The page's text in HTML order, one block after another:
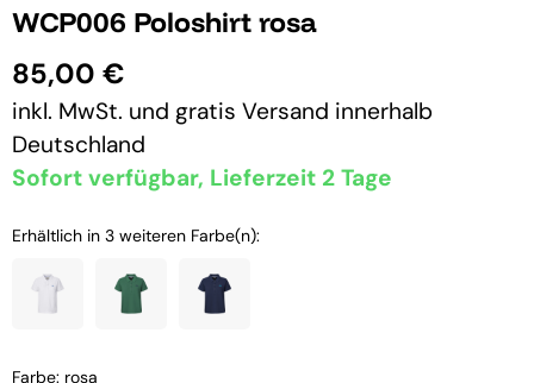
WCP006 Poloshirt rosa
85,00 €
inkl. MwSt. und gratis Versand innerhalb
Deutschland
Sofort verfügbar, Lieferzeit 2 Tage
Erhältlich in 3 weiteren Farbe(n):
Farbe: rosa